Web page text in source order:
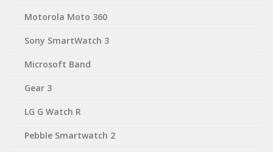
Motorola Moto 360
Sony SmartWatch 3
Microsoft Band
Gear 3
LG G Watch R
Pebble Smartwatch 2